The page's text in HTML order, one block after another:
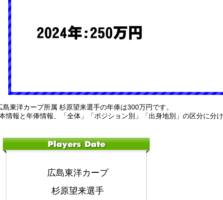
島東洋カープ所属 杉原望来選手の年俸は300万円です。
情報と年俸情報、「全体」「ポジション別」「出身地別」の区分に分
広島東洋カープ
杉原望来選手